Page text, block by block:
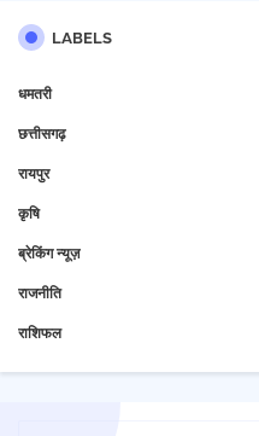
LABELS
धमतरी
छत्तीसगढ़
रायपुर
कृषि
ब्रेकिंग न्यूज़
राजनीति
राशिफल